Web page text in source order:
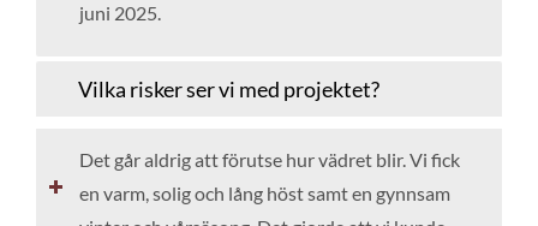
juni 2025.
Vilka risker ser vi med projektet?
Det går aldrig att förutse hur vädret blir. Vi fick
en varm, solig och lång höst samt en gynnsam